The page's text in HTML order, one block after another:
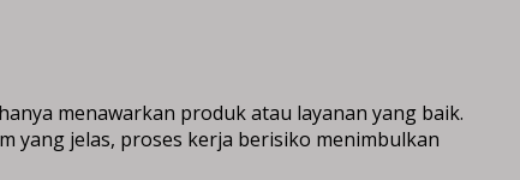
menawarkan produk atau layanan yang baik.
yang jelas, proses kerja berisiko menimbulkan